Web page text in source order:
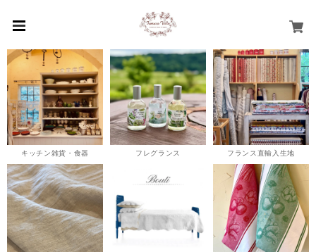
キッチン雑貨・食器 フレグランス フランス直輸入生地